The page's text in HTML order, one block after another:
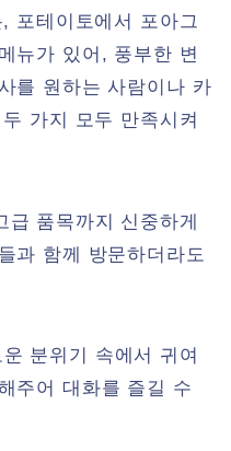
포테이토에서 포아그
뉴가 있어, 풍부한 변
를 원하는 사람이나 카
가지 모두 만족시켜
급 품목까지 신중하게
과 함께 방문하더라도
분위기 속에서 귀여
주어 대화를 즐길 수